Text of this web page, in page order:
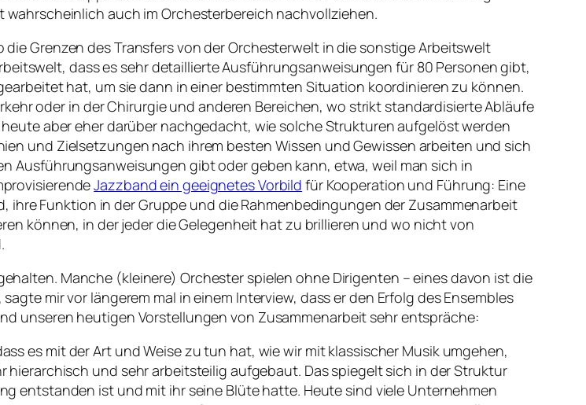
auch im Orchesterbereich nachvollziehen.
Grenzen des Transfers von der Orchesterwelt in die sonstige Arbeitswelt
dass es sehr detaillierte Ausführungsanweisungen für 80 Personen gibt,
hat, um sie dann in einer bestimmten Situation koordinieren zu können.
oder in der Chirurgie und anderen Bereichen, wo strikt standardisierte Abläufe
aber eher darüber nachgedacht, wie solche Strukturen aufgelöst werden
und Zielsetzungen nach ihrem besten Wissen und Gewissen arbeiten und sich
Ausführungsanweisungen gibt oder geben kann, etwa, weil man sich in
Jazzband ein geeignetes Vorbild für Kooperation und Führung: Eine
ihre Funktion in der Gruppe und die Rahmenbedingungen der Zusammenarbeit
können, in der jeder die Gelegenheit hat zu brillieren und wo nicht von
Manche (kleinere) Orchester spielen ohne Dirigenten – eines davon ist die
mir vor längerem mal in einem Interview, dass er den Erfolg des Ensembles
unseren heutigen Vorstellungen von Zusammenarbeit sehr entspräche:
es mit der Art und Weise zu tun hat, wie wir mit klassischer Musik umgehen,
hierarchisch und sehr arbeitsteilig aufgebaut. Das spiegelt sich in der Struktur
entstanden ist und mit ihr seine Blüte hatte. Heute sind viele Unternehmen